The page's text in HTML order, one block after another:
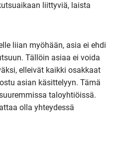
liittyviä, laista
liian myöhään, asia ei ehdi
Tällöin asiaa ei voida
elleivät kaikki osakkaat
asian käsittelyyn. Tämä
taloyhtiöissä.
olla yhteydessä